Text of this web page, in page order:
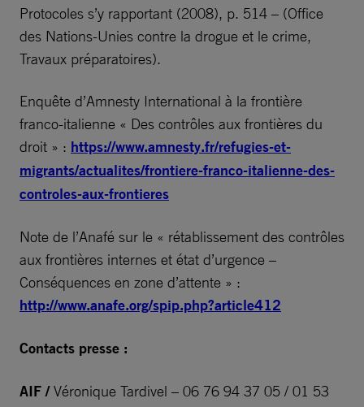
Protocoles s’y rapportant (2008), p. 514 – (Office
des Nations-Unies contre la drogue et le crime,
Travaux préparatoires).
Enquête d’Amnesty International à la frontière
franco-italienne « Des contrôles aux frontières du
droit » : https://www.amnesty.fr/refugies-et-
migrants/actualites/frontiere-franco-italienne-des-
controles-aux-frontieres
Note de l’Anafé sur le « rétablissement des contrôles
aux frontières internes et état d’urgence –
Conséquences en zone d’attente » :
http://www.anafe.org/spip.php?article412
Contacts presse :
AIF /Véronique Tardivel – 06 76 94 37 05 / 01 53